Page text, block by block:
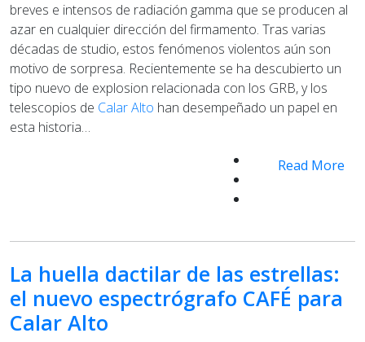
breves e intensos de radiación gamma que se producen al
azar en cualquier dirección del firmamento. Tras varias
décadas de studio, estos fenómenos violentos aún son
motivo de sorpresa. Recientemente se ha descubierto un
tipo nuevo de explosion relacionada con los GRB, y los
telescopios de Calar Alto han desempeñado un papel en
esta historia…
Read More
La huella dactilar de las estrellas:
el nuevo espectrógrafo CAFÉ para
Calar Alto